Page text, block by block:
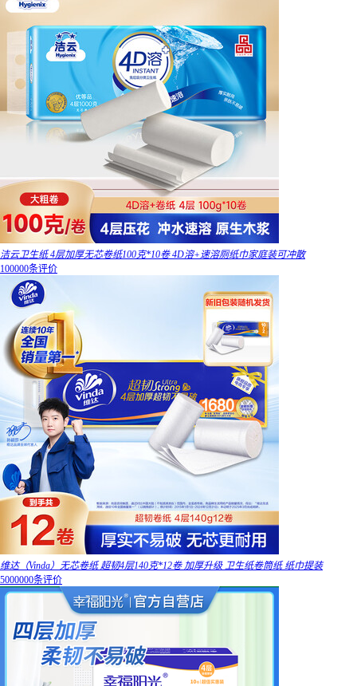
洁云卫生纸 4层加厚无芯卷纸100克*10卷 4D溶+速溶厕纸巾家庭装可冲散
100000条评价
维达（Vinda）无芯卷纸 超韧4层140克*12卷 加厚升级 卫生纸卷筒纸 纸巾提装
5000000条评价